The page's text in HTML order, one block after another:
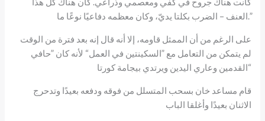
العنف – الضرب بكلتا يديّ، وكان معظمه دفاعيًا نوعًا ما.”
على الرغم من أن الممثل قاومه، إلا أنه قال إنه بعد فترة من الوقت
لم يتمكن من التعامل مع ”السكينتين في العمل“ لأنه كان ”حافي
القدمين وعاري اليدين ويرتدي بيجامة كورتا“
قام مساعد خان بسحب المتسلل من فوقه ودفعه بعيدًا وتدحرج
الاثنان بعيدًا وأغلقا الباب